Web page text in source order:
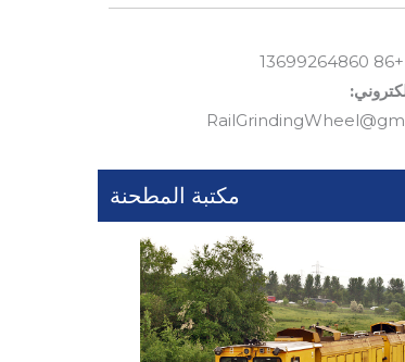
+86 13699264860
مكتبة المطحنة